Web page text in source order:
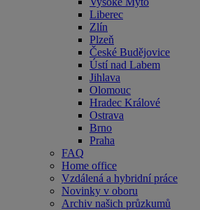
Liberec
Zlín
Plzeň
České Budějovice
Ústí nad Labem
Jihlava
Olomouc
Hradec Králové
Ostrava
Brno
Praha
FAQ
Home office
Vzdálená a hybridní práce
Novinky v oboru
Archiv našich průzkumů